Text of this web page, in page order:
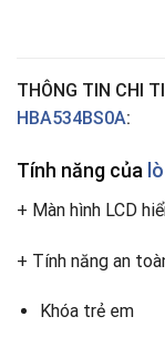
THÔNG TIN CHI
HBA534BS0A:
Tính năng của
+ Màn hình LCD
+ Tính năng an
Khóa trẻ em